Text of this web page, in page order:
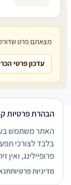
מצאתם פרט שדורש
עדכון פרטי
שירותים משפטיים
תנאי שימוש
© 2026 הפירמה. כל הזכויות שמורות.
הבהרת פרטיות
האתר משתמש
בלבד לצורכי
פרופיילינג, ואין
מדיניות פרטיות